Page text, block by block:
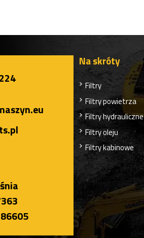
Na skróty
Filtry
Filtry powietrza
Filtry hydrauliczne
Filtry oleju
Filtry kabinowe